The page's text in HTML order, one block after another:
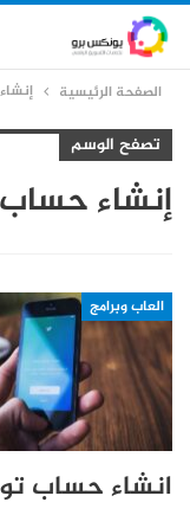
الصفحة الرئيسية
تصفح الوسم
إنشاء حساب
العاب وبرامج
انشاء حساب